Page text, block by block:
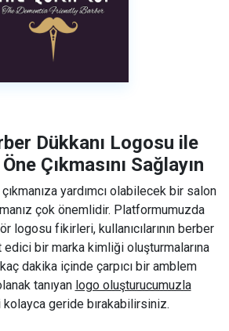
Dükkanı Logosu ile
Çıkmasını Sağlayın
yardımcı olabilecek bir salon
çok önemlidir. Platformumuzda
logosu fikirleri, kullanıcılarının berber
edici bir marka kimliği oluşturmalarına
dakika içinde çarpıcı bir amblem
tanıyan logo oluşturucumuzla
geride bırakabilirsiniz.